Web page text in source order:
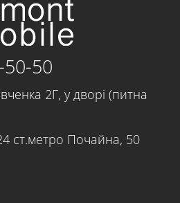
50-50
2Г, у дворі (питна
ст.метро Почайна, 50